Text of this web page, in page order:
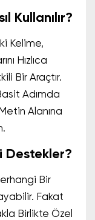
Kullanılır?
Kelime,
Hızlıca
Bir Araçtır.
Adımda
Alanına
Destekler?
Bir
Fakat
Birlikte Özel